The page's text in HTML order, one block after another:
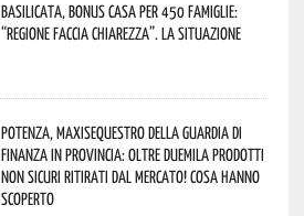
Basilicata, Bonus casa per 450 famiglie:
“Regione faccia chiarezza”. La situazione
Potenza, maxisequestro della Guardia di
Finanza in provincia: oltre duemila prodotti
non sicuri ritirati dal mercato! Cosa hanno
scoperto